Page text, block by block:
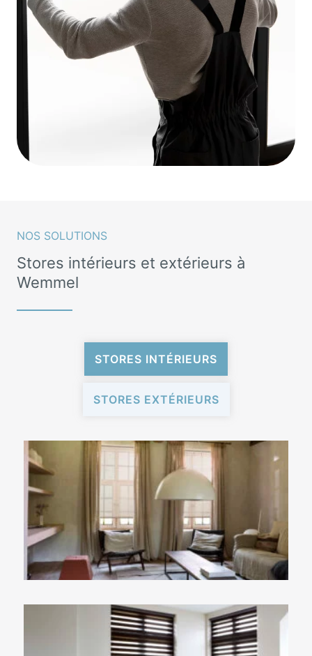
NOS SOLUTIONS
Stores intérieurs et extérieurs à
Wemmel
STORES INTÉRIEURS
STORES EXTÉRIEURS